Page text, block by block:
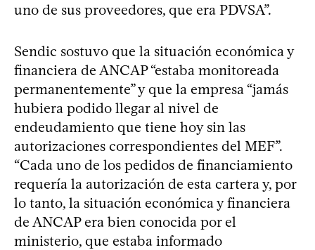
uno de sus proveedores, que era PDVSA”.
Sendic sostuvo que la situación económica y
financiera de ANCAP “estaba monitoreada
permanentemente” y que la empresa “jamás
hubiera podido llegar al nivel de
endeudamiento que tiene hoy sin las
autorizaciones correspondientes del MEF”.
“Cada uno de los pedidos de financiamiento
requería la autorización de esta cartera y, por
lo tanto, la situación económica y financiera
de ANCAP era bien conocida por el
ministerio, que estaba informado